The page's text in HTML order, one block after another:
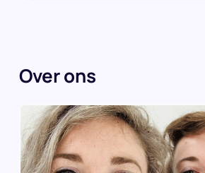
Over ons